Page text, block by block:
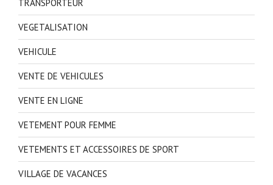
TRANSPORTEUR
VEGETALISATION
VEHICULE
VENTE DE VEHICULES
VENTE EN LIGNE
VETEMENT POUR FEMME
VETEMENTS ET ACCESSOIRES DE SPORT
VILLAGE DE VACANCES